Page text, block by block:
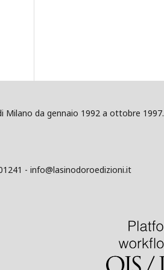
Milano da gennaio 1992 a ottobre 1997.
- info@lasinodoroedizioni.it